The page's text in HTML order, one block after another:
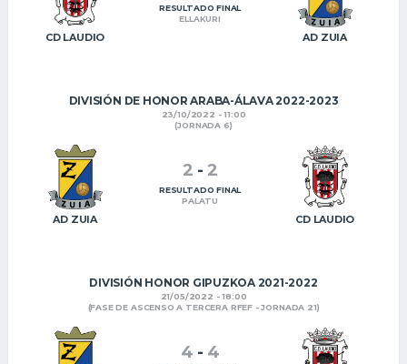
CD LAUDIO AD ZUIA
RESULTADO FINAL
ELLAKURI
DIVISIÓN DE HONOR ARABA-ÁLAVA 2022-2023
23/10/2022 - 11:00
(JORNADA 6)
AD ZUIA CD LAUDIO
2 - 2
RESULTADO FINAL
PALATU
DIVISIÓN HONOR GIPUZKOA 2021-2022
21/05/2022 - 18:00
(FASE DE ASCENSO A TERCERA RFEF - JORNADA 21)
4 - 4